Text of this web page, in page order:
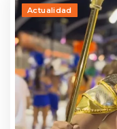
Actualidad